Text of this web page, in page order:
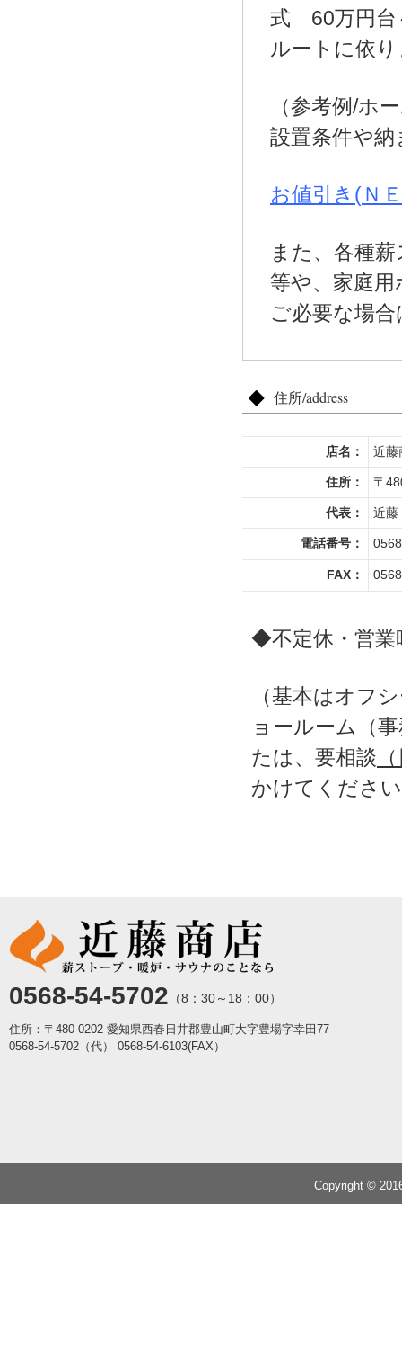
式 60万円台
ルートに依
（参考例/ホ
設置条件や
お値引き(Ｎ
また、各種
等や、家庭
ご必要な場
住所/address
店名： 近藤
住所： 〒
代表： 近
電話番号：
FAX：
◆不定休・営業
（基本はオフ
ョールーム（
たは、要相談
かけてくださ
0568-54-5702 （8：30～18：00）
住所：〒480-0202 愛知県西春日井郡豊山町大字豊場字幸田77
0568-54-5702（代）
0568-54-6103(FAX）
Copyright ©